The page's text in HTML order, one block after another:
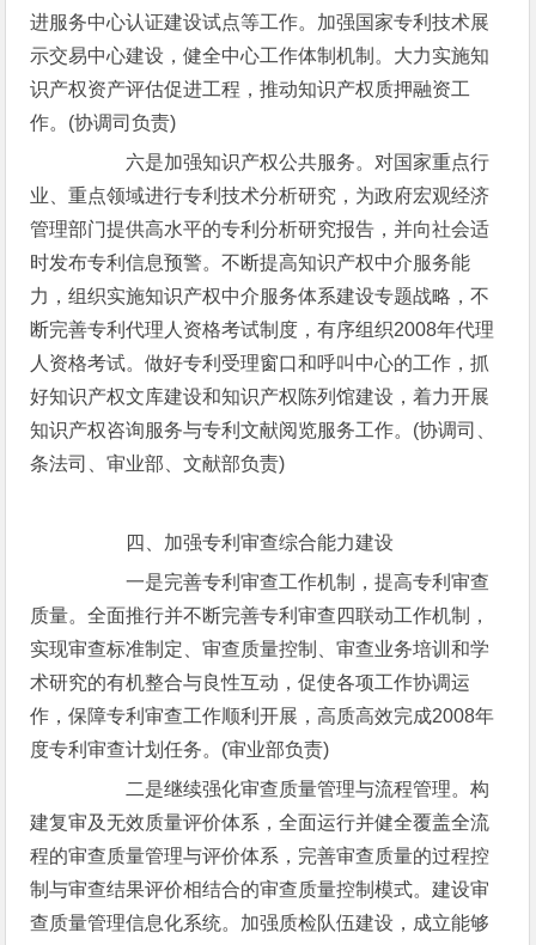
进服务中心认证建设试点等工作。加强国家专利技术展
示交易中心建设，健全中心工作体制机制。大力实施知
识产权资产评估促进工程，推动知识产权质押融资工
作。(协调司负责)
六是加强知识产权公共服务。对国家重点行
业、重点领域进行专利技术分析研究，为政府宏观经济
管理部门提供高水平的专利分析研究报告，并向社会适
时发布专利信息预警。不断提高知识产权中介服务能
力，组织实施知识产权中介服务体系建设专题战略，不
断完善专利代理人资格考试制度，有序组织2008年代理
人资格考试。做好专利受理窗口和呼叫中心的工作，抓
好知识产权文库建设和知识产权陈列馆建设，着力开展
知识产权咨询服务与专利文献阅览服务工作。(协调司、
条法司、审业部、文献部负责)
四、加强专利审查综合能力建设
一是完善专利审查工作机制，提高专利审查
质量。全面推行并不断完善专利审查四联动工作机制，
实现审查标准制定、审查质量控制、审查业务培训和学
术研究的有机整合与良性互动，促使各项工作协调运
作，保障专利审查工作顺利开展，高质高效完成2008年
度专利审查计划任务。(审业部负责)
二是继续强化审查质量管理与流程管理。构
建复审及无效质量评价体系，全面运行并健全覆盖全流
程的审查质量管理与评价体系，完善审查质量的过程控
制与审查结果评价相结合的审查质量控制模式。建设审
查质量管理信息化系统。加强质检队伍建设，成立能够